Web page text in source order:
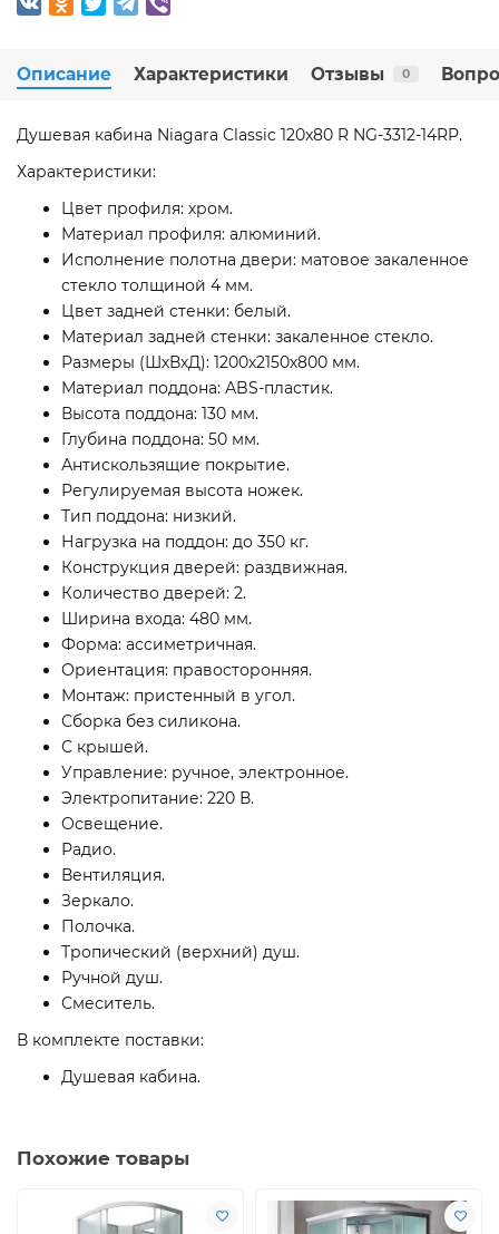
Описание Характеристики Отзывы 0
Душевая кабина Niagara Classic 120x80 R NG-3312-14RP.
Характеристики:
Цвет профиля: хром.
Материал профиля: алюминий.
Исполнение полотна двери: матовое закаленное
стекло толщиной 4 мм.
Цвет задней стенки: белый.
Материал задней стенки: закаленное стекло.
Размеры (ШхВхД): 1200х2150х800 мм.
Материал поддона: АBS-пластик.
Высота поддона: 130 мм.
Глубина поддона: 50 мм.
Антискользящие покрытие.
Регулируемая высота ножек.
Тип поддона: низкий.
Нагрузка на поддон: до 350 кг.
Конструкция дверей: раздвижная.
Количество дверей: 2.
Ширина входа: 480 мм.
Форма: ассиметричная.
Ориентация: правосторонняя.
Монтаж: пристенный в угол.
Сборка без силикона.
С крышей.
Управление: ручное, электронное.
Электропитание: 220 В.
Освещение.
Радио.
Вентиляция.
Зеркало.
Полочка.
Тропический (верхний) душ.
Ручной душ.
Смеситель.
В комплекте поставки:
Душевая кабина.
Похожие товары